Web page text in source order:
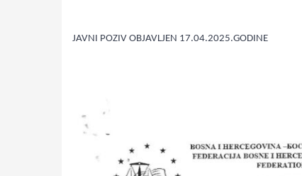
JAVNI POZIV OBJAVLJEN 17.04.2025.GODINE